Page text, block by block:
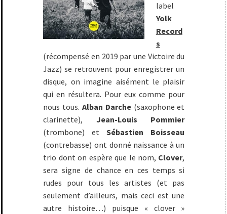
label
Yolk
Record
s
(récompensé en 2019 par une Victoire du
Jazz) se retrouvent pour enregistrer un
disque, on imagine aisément le plaisir
qui en résultera. Pour eux comme pour
nous tous. Alban Darche(saxophone et
clarinette), Jean-Louis Pommier
(trombone) etSébastien Boisseau
(contrebasse) ont donné naissance à un
trio dont on espère que le nom, Clover,
sera signe de chance en ces temps si
rudes pour tous les artistes (et pas
seulement d’ailleurs, mais ceci est une
autre histoire…) puisque « clover »